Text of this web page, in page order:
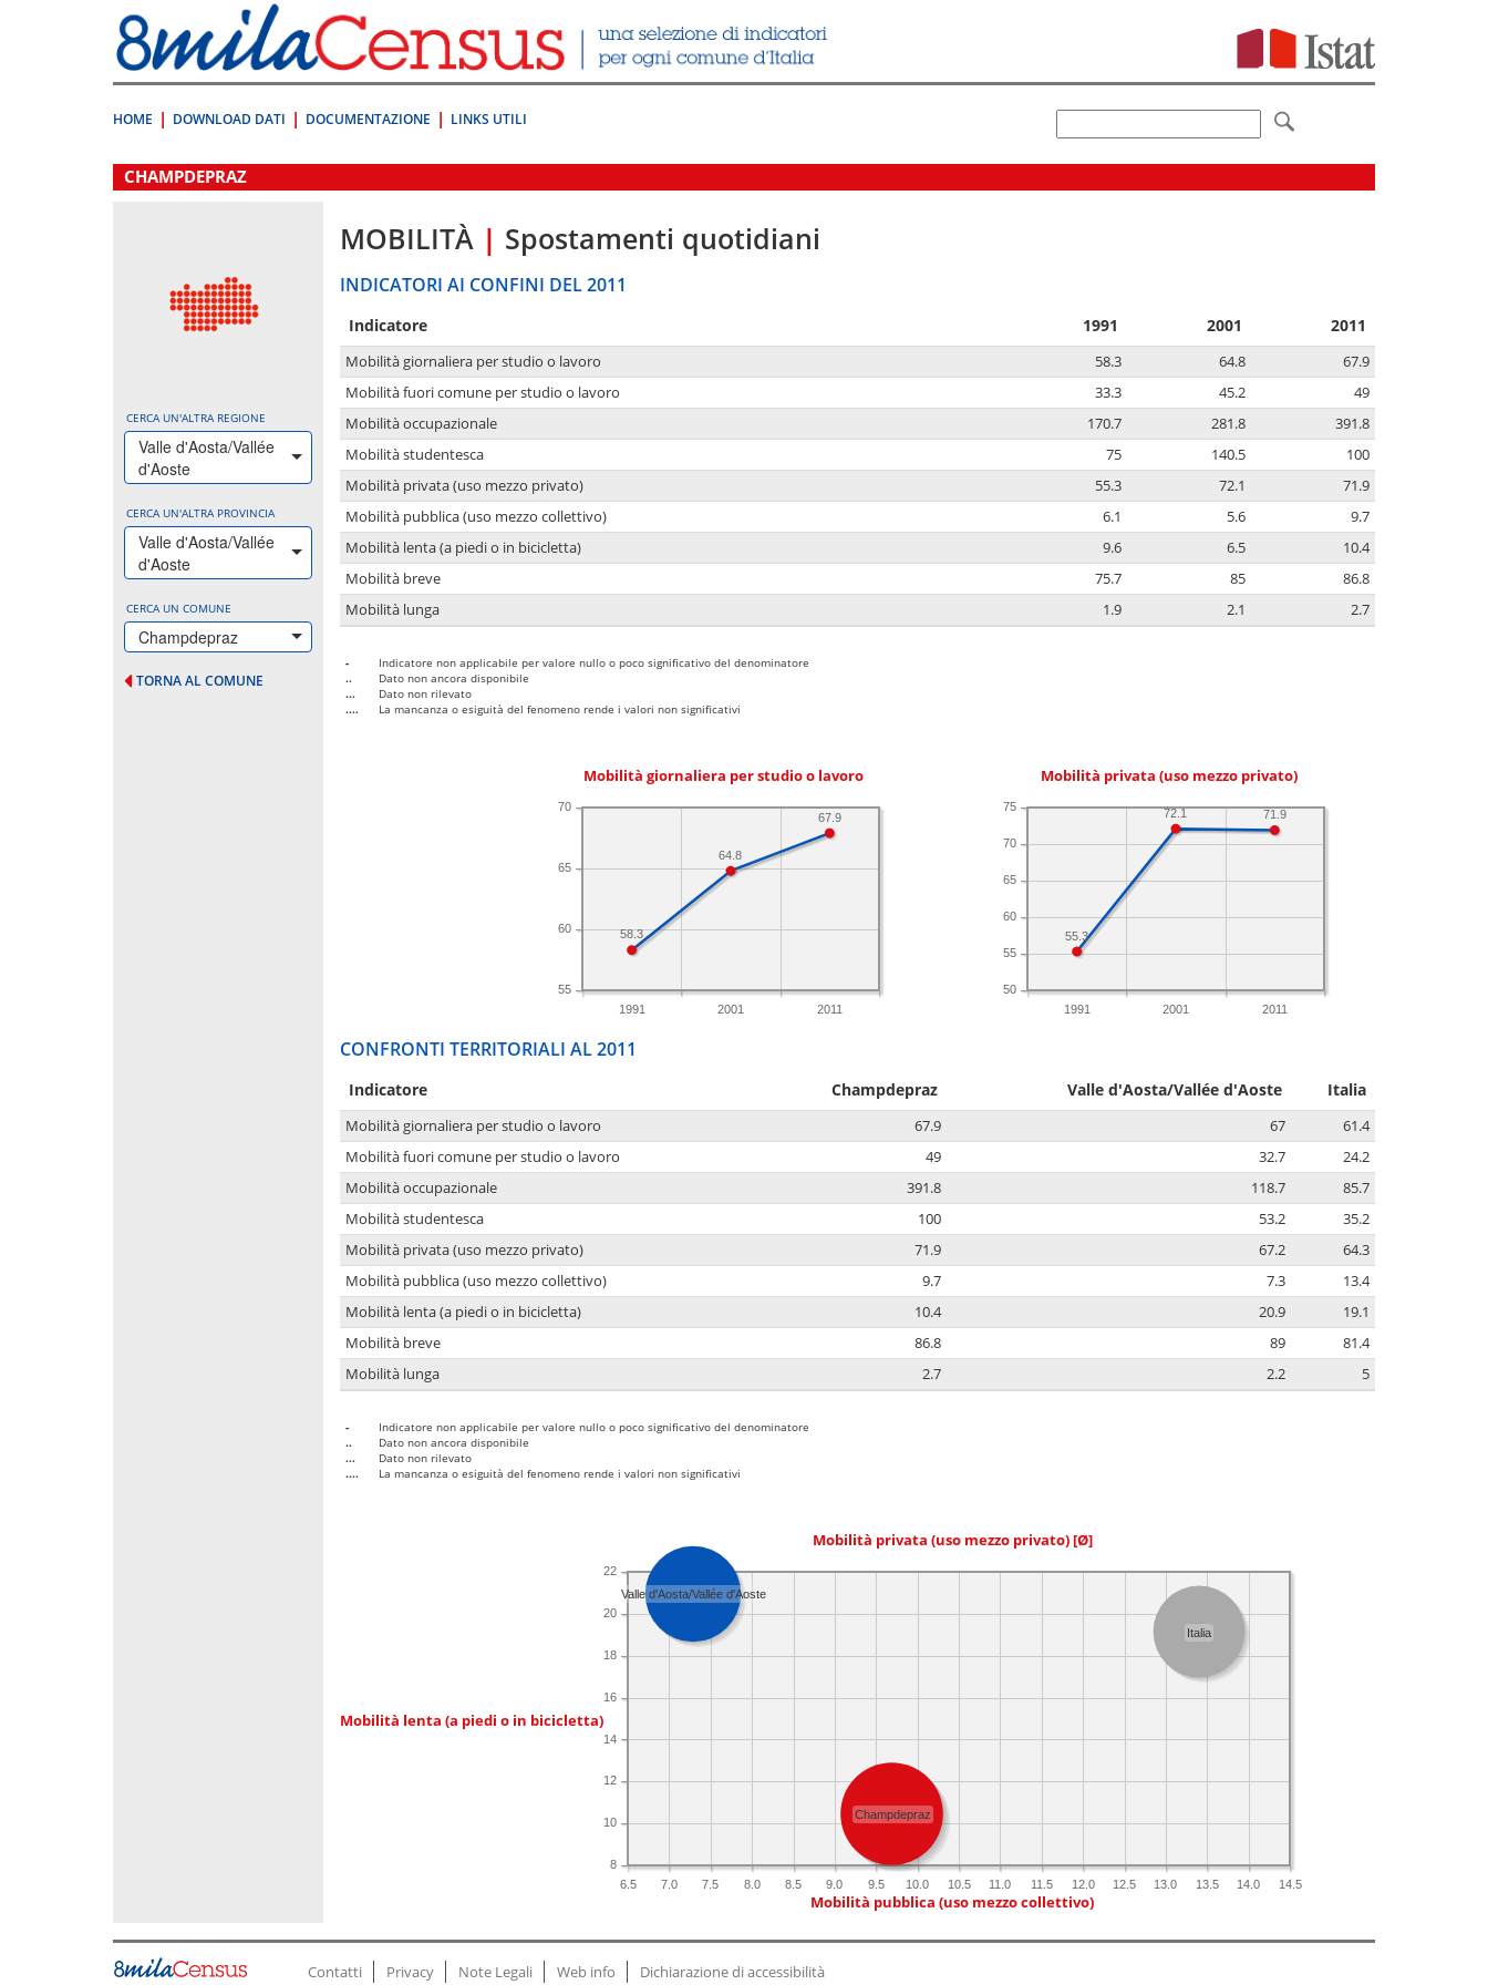
direttamente
a:
Contenuto
HOME DOWNLOAD DATI DOCUMENTAZIONE LINKS UTILI
.
CHAMPDEPRAZ
CERCA UN'ALTRA REGIONE
Valle d'Aosta/Vallée
d'Aoste
CERCA UN'ALTRA PROVINCIA
Valle d'Aosta/Vallée
d'Aoste
CERCA UN COMUNE
Champdepraz
TORNA AL COMUNE
MOBILITÀ | Spostamenti quotidiani
INDICATORI AI CONFINI DEL 2011
Indicatore 1991 2001 2011
Mobilità giornaliera per studio o lavoro 58.3 64.8
67.9
Mobilità fuori comune per studio o lavoro
33.3 45.2
49
Mobilità occupazionale
170.7 281.8
391.8
Mobilità studentesca
75 140.5
100
Mobilità privata (uso mezzo privato)
55.3 72.1
71.9
Mobilità pubblica (uso mezzo collettivo)
6.1 5.6
9.7
Mobilità lenta (a piedi o in bicicletta)
9.6 6.5
10.4
Mobilità breve
75.7 85
86.8
Mobilità lunga
1.9 2.1 2.7
-
Indicatore non applicabile per valore nullo o poco significativo del denominatore
..
Dato non ancora disponibile
...
Dato non rilevato
....
La mancanza o esiguità del fenomeno rende i valori non significativi
Mobilità giornaliera per studio o lavoro
1991 2001 2011
55
60
65
70
67.9
64.8
58.3
Mobilità privata (uso mezzo privato)
1991 2001 2011
50
55
60
65
70
75
71.9
72.1
55.3
CONFRONTI TERRITORIALI AL 2011
Indicatore Champdepraz Valle d'Aosta/Vallée d'Aoste Italia
Mobilità giornaliera per studio o lavoro 67.9 67
61.4
Mobilità fuori comune per studio o lavoro
49 32.7
24.2
Mobilità occupazionale
391.8 118.7
85.7
Mobilità studentesca
100 53.2
35.2
Mobilità privata (uso mezzo privato)
71.9 67.2
64.3
Mobilità pubblica (uso mezzo collettivo)
9.7 7.3
13.4
Mobilità lenta (a piedi o in bicicletta)
10.4 20.9
19.1
Mobilità breve
86.8 89
81.4
Mobilità lunga
2.7 2.2 5
-
Indicatore non applicabile per valore nullo o poco significativo del denominatore
..
Dato non ancora disponibile
...
Dato non rilevato
....
La mancanza o esiguità del fenomeno rende i valori non significativi
Mobilità privata (uso mezzo privato) [Ø]
Mobilità lenta (a piedi o in bicicletta)
6.5 7.0 7.5 8.0 8.5 9.0 9.5 10.0 10.5 11.0 11.5 12.0 12.5 13.0 13.5 14.0 14.5
8
10
12
14
16
18
20
22
Champdepraz
Valle d'Aosta/Vallée d'Aoste
Italia
Mobilità pubblica (uso mezzo collettivo)
Contatti Privacy Note Legali Web info Dichiarazione di accessibilità